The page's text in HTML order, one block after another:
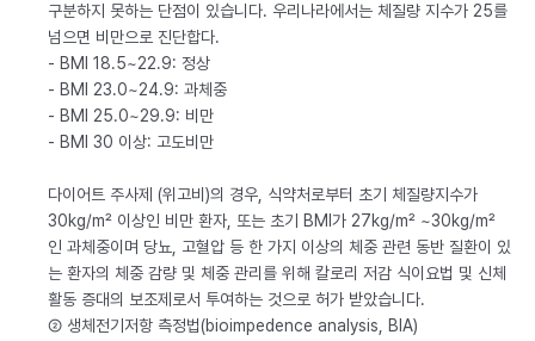
구분하지 못하는 단점이 있습니다. 우리나라에서는 체질량 지수가 25를
넘으면 비만으로 진단합다.
- BMI 18.5~22.9: 정상
- BMI 23.0~24.9: 과체중
- BMI 25.0~29.9: 비만
- BMI 30 이상: 고도비만
다이어트 주사제 (위고비)의 경우, 식약처로부터 초기 체질량지수가
30kg/m² 이상인 비만 환자, 또는 초기 BMI가 27kg/m² ~30kg/m²
인 과체중이며 당뇨, 고혈압 등 한 가지 이상의 체중 관련 동반 질환이 있
는 환자의 체중 감량 및 체중 관리를 위해 칼로리 저감 식이요법 및 신체
활동 증대의 보조제로서 투여하는 것으로 허가 받았습니다.
② 생체전기저항 측정법(bioimpedence analysis, BIA)